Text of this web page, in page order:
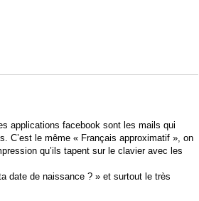
applications facebook sont les mails qui
C’est le même « Français approximatif », on
qu’ils tapent sur le clavier avec les
date de naissance ? » et surtout le très